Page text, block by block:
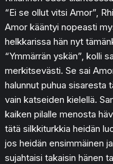
“Ei se ollut vitsi Amor”,
Amor kääntyi nopeasti
helkkarissa hän nyt
“Ymmärrän yskän”, kolli
merkitsevästi. Se sai
halunnut puhua sisaresta
vain katseiden kielellä.
kaiken pilalle menosta
tätä silkkiturkkia heidän
jos heidän ensimmäinen
sujahtaisi takaisin hänen